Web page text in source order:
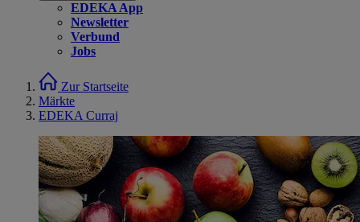
EDEKA App
Newsletter
Verbund
Jobs
Zur Startseite
Märkte
EDEKA Curraj